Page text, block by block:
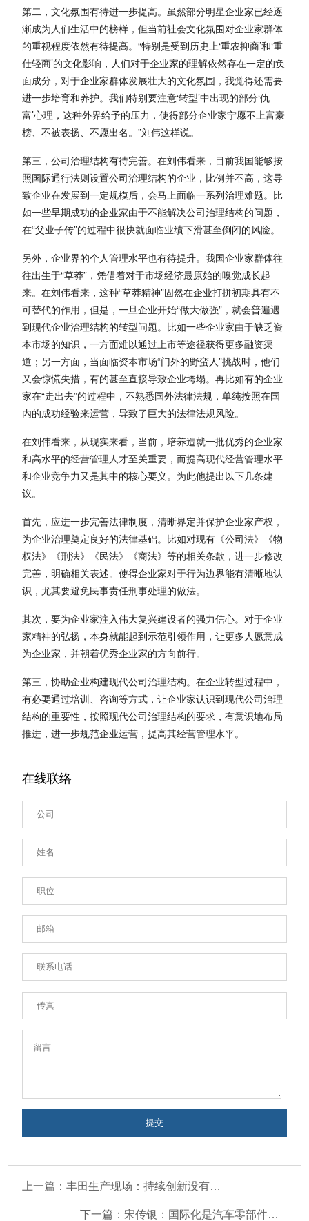
第二，文化氛围有待进一步提高。虽然部分明星企业家已经逐
渐成为人们生活中的榜样，但当前社会文化氛围对企业家群体
的重视程度依然有待提高。“特别是受到历史上‘重农抑商’和‘重
仕轻商’的文化影响，人们对于企业家的理解依然存在一定的负
面成分，对于企业家群体发展壮大的文化氛围，我觉得还需要
进一步培育和养护。我们特别要注意‘转型’中出现的部分‘仇
富’心理，这种外界给予的压力，使得部分企业家宁愿不上富豪
榜、不被表扬、不愿出名。”刘伟这样说。
第三，公司治理结构有待完善。在刘伟看来，目前我国能够按
照国际通行法则设置公司治理结构的企业，比例并不高，这导
致企业在发展到一定规模后，会马上面临一系列治理难题。比
如一些早期成功的企业家由于不能解决公司治理结构的问题，
在“父业子传”的过程中很快就面临业绩下滑甚至倒闭的风险。
另外，企业界的个人管理水平也有待提升。我国企业家群体往
往出生于“草莽”，凭借着对于市场经济最原始的嗅觉成长起
来。在刘伟看来，这种“草莽精神”固然在企业打拼初期具有不
可替代的作用，但是，一旦企业开始“做大做强”，就会普遍遇
到现代企业治理结构的转型问题。比如一些企业家由于缺乏资
本市场的知识，一方面难以通过上市等途径获得更多融资渠
道；另一方面，当面临资本市场“门外的野蛮人”挑战时，他们
又会惊慌失措，有的甚至直接导致企业垮塌。再比如有的企业
家在“走出去”的过程中，不熟悉国外法律法规，单纯按照在国
内的成功经验来运营，导致了巨大的法律法规风险。
在刘伟看来，从现实来看，当前，培养造就一批优秀的企业家
和高水平的经营管理人才至关重要，而提高现代经营管理水平
和企业竞争力又是其中的核心要义。为此他提出以下几条建
议。
首先，应进一步完善法律制度，清晰界定并保护企业家产权，
为企业治理奠定良好的法律基础。比如对现有《公司法》《物
权法》《刑法》《民法》《商法》等的相关条款，进一步修改
完善，明确相关表述。使得企业家对于行为边界能有清晰地认
识，尤其要避免民事责任刑事处理的做法。
其次，要为企业家注入伟大复兴建设者的强力信心。对于企业
家精神的弘扬，本身就能起到示范引领作用，让更多人愿意成
为企业家，并朝着优秀企业家的方向前行。
第三，协助企业构建现代公司治理结构。在企业转型过程中，
有必要通过培训、咨询等方式，让企业家认识到现代公司治理
结构的重要性，按照现代公司治理结构的要求，有意识地布局
推进，进一步规范企业运营，提高其经营管理水平。
在线联络
上一篇：丰田生产现场：持续创新没有捷径，我还是喜欢用最土、最笨的方法！
下一篇：宋传银：国际化是汽车零部件企业提升竞争力的必然选择